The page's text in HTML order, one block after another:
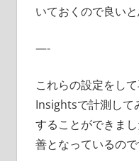
いておくので良いと
—-
これらの設定をし
Insightsで計測して
することができま
善となっているので